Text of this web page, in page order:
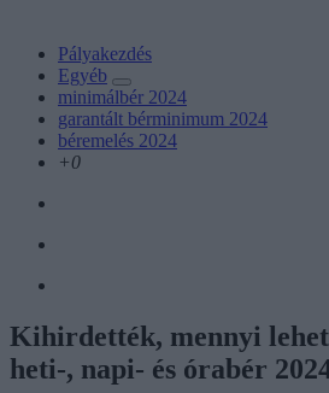
Pályakezdés
Egyéb
minimálbér 2024
garantált bérminimum 2024
béremelés 2024
+0
Kihirdették, mennyi
heti-, napi- és órabér